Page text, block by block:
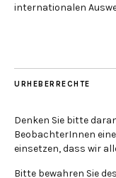
internationalen
URHEBERRECHTE
Denken Sie bitte
BeobachterInnen
einsetzen, dass wir
Bitte bewahren Sie